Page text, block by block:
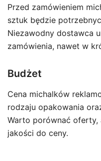
Przed zamówieniem
sztuk będzie
Niezawodny dostawca
zamówienia, nawet w
Budżet
Cena michalków
rodzaju opakowania
Warto porównać oferty,
jakości do ceny.